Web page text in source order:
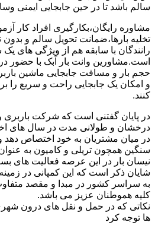
سالم باشد تا در حین جابجایی ایمنی
مشاوره رایگان،بکارگیری افراد کار
تخلیه بارها،ضمانت تحویل سالم و بدون
رانندگان با سابقه هم از ویژگی های
است.مشاورین وانت بار آبک با حضور
حجم بار و مسافت جابجایی ماشین
و امکان یک جابجایی راحت و سریع را
کنند.
در پایان گفتنی است که شرکت باربری
درخشان و طولانی مدت در سال های
در میان مشتریان به خود اختصاص دهد
سنگین همچون تریلی و کامیون به
نیسان بار در این عرصه فعالیت های
شایان ذکر است که این کمپانی در
به سراسر کشور در مبدا و مقصد
کلیه هموطنان عزیز می باشد.
نکاتی که در حمل و نقل های درون
ها توجه کرد